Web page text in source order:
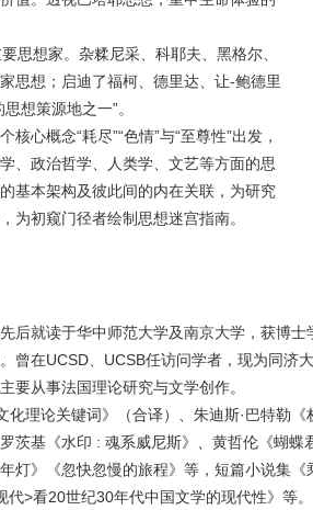
思想家。杂糅尼采、科耶夫、黑格尔、
思想；启迪了福柯、德里达、让-鲍德里
想策源地之一”。
心概念“耗尽”“色情”与“至尊性”出发，
、政治哲学、人类学、文艺等方面的思
基本架构及彼此间的内在关联，为研究
为初窥门径者绘制思想迷宫指南。
后就读于华中师范大学及南京大学，获博
曾在UCSD、UCSB任访问学者，现为同济
要从事法国理论研究与文学创作。
化理论关键词》（合译）、朱迪斯·巴特勒《
茨基《水印 : 魂系威尼斯》、黄哲伦《蝴蝶
年灯》《忽快忽慢的旅程》等，短篇小说集
代>看20世纪30年代中国文学的现代性》等。